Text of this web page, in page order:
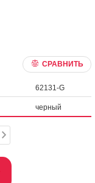
СРАВНИТЬ
62131-G
черный